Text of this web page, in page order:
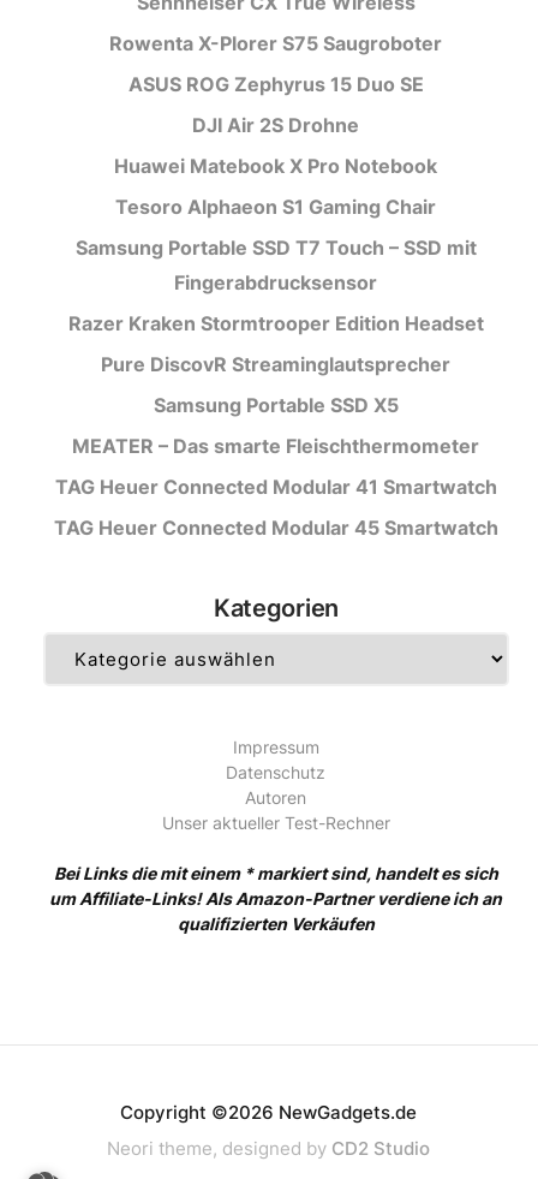
Rowenta X-Plorer S75 Saugroboter
ASUS ROG Zephyrus 15 Duo SE
DJI Air 2S Drohne
Huawei Matebook X Pro Notebook
Tesoro Alphaeon S1 Gaming Chair
Samsung Portable SSD T7 Touch – SSD mit
Fingerabdrucksensor
Razer Kraken Stormtrooper Edition Headset
Pure DiscovR Streaminglautsprecher
Samsung Portable SSD X5
MEATER – Das smarte Fleischthermometer
TAG Heuer Connected Modular 41 Smartwatch
TAG Heuer Connected Modular 45 Smartwatch
Kategorien
Impressum
Datenschutz
Autoren
Unser aktueller Test-Rechner
Bei Links die mit einem * markiert sind, handelt es sich
um Affiliate-Links! Als Amazon-Partner verdiene ich an
qualifizierten Verkäufen
Copyright ©2026 NewGadgets.de
Neori theme, designed by CD2 Studio